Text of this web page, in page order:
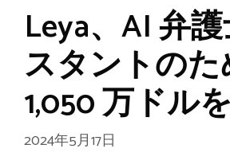
Leya、AI 弁
スタントの
1,050 万ドル
2024年5月17日